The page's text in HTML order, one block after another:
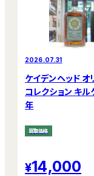
2026.07.31
ケイデンヘッド オ
コレクション キル
年
買取価格
14,000